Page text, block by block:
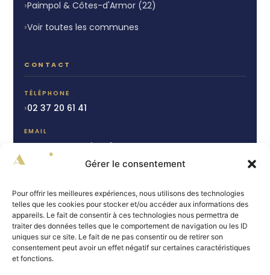
Gérer le consentement
Pour offrir les meilleures expériences, nous utilisons des technologies
telles que les cookies pour stocker et/ou accéder aux informations des
appareils. Le fait de consentir à ces technologies nous permettra de
traiter des données telles que le comportement de navigation ou les ID
uniques sur ce site. Le fait de ne pas consentir ou de retirer son
consentement peut avoir un effet négatif sur certaines caractéristiques
et fonctions.
Paimpol & Côtes-d'Armor (22)
Voir toutes les communes
CONTACT
TÉLÉPHONE
02 37 20 61 41
EMAIL
contact@autrimo.fr
28000 Chartres
PAIMPOL
64 bis Av. du Général de Gaulle
22500 Paimpol